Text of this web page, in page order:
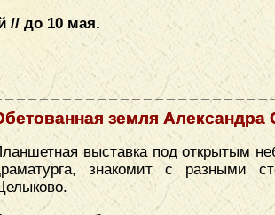
// до 10 мая.
земля Александра
выставка под открытым
знакомит с разными